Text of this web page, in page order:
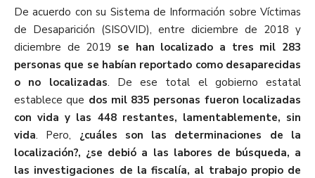
De acuerdo con su Sistema de Información sobre Víctimas
de Desaparición (SISOVID), entre diciembre de 2018 y
diciembre de 2019 se han localizado a tres mil 283
personas que se habían reportado como desaparecidas
o no localizadas. De ese total el gobierno estatal
establece que dos mil 835 personas fueron localizadas
con vida y las 448 restantes, lamentablemente, sin
vida. Pero, ¿cuáles son las determinaciones de la
localización?, ¿se debió a las labores de búsqueda, a
las investigaciones de la fiscalía, al trabajo propio de